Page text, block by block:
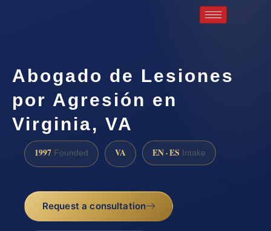
Abogado de Lesiones
por Agresión en
Virginia, VA
1997 Founded VA EN · ES Intake
Request a consultation